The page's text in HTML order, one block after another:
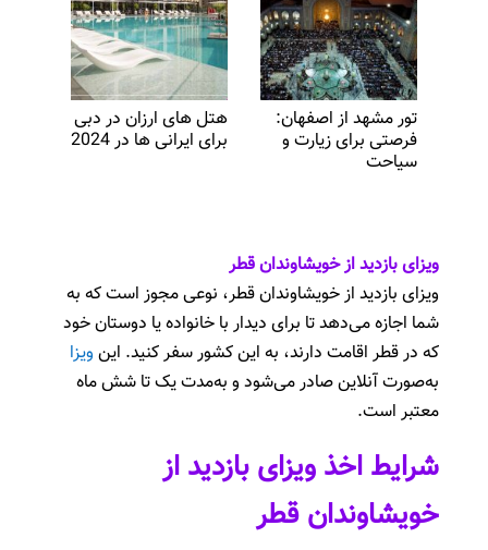
تور مشهد از اصفهان:
فرصتی برای زیارت و
سیاحت
هتل ‌های ارزان در دبی
برای ایرانی ‌ها در 2024
ویزای بازدید از خویشاوندان قطر
ویزای بازدید از خویشاوندان قطر، نوعی مجوز است که به
شما اجازه می‌دهد تا برای دیدار با خانواده یا دوستان خود
که در قطر اقامت دارند، به این کشور سفر کنید. این ویزا
به‌صورت آنلاین صادر می‌شود و به‌مدت یک تا شش ماه
معتبر است.
شرایط اخذ ویزای بازدید از
خویشاوندان قطر